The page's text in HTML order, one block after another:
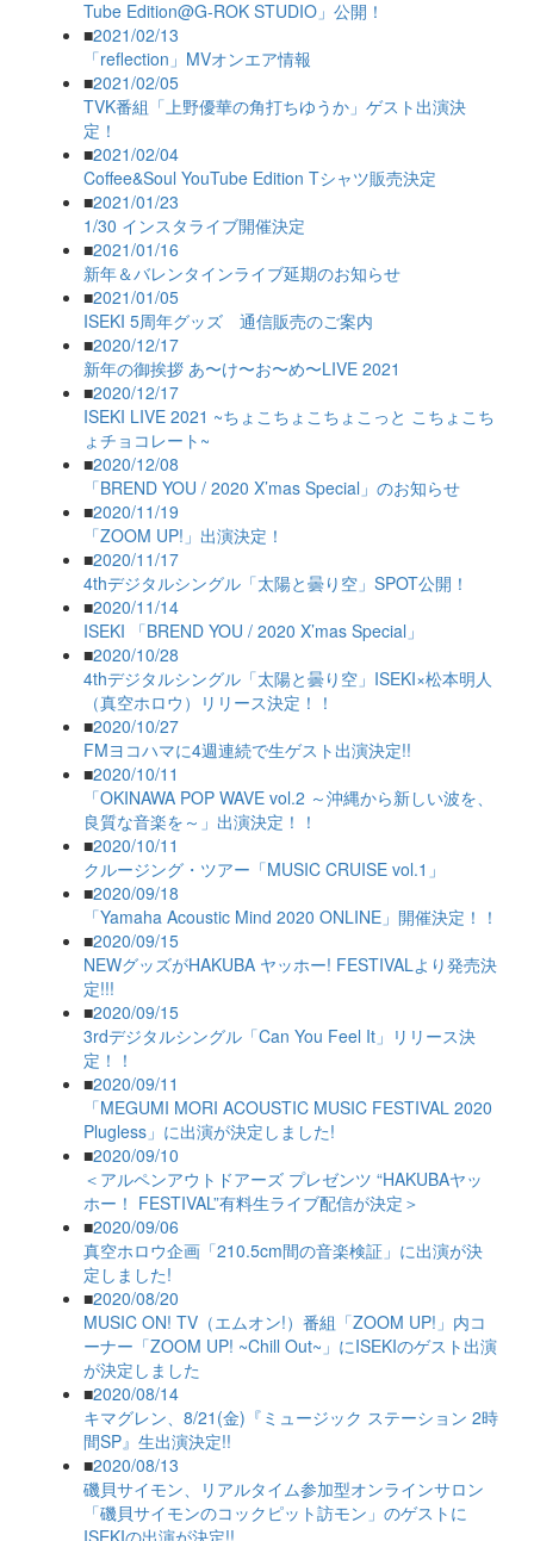
Tube Edition@G-ROK STUDIO」公開！
■2021/02/13
「reflection」MVオンエア情報
■2021/02/05
TVK番組「上野優華の角打ちゆうか」ゲスト出演決
定！
■2021/02/04
Coffee&Soul YouTube Edition Tシャツ販売決定
■2021/01/23
1/30 インスタライブ開催決定
■2021/01/16
新年＆バレンタインライブ延期のお知らせ
■2021/01/05
ISEKI 5周年グッズ 通信販売のご案内
■2020/12/17
新年の御挨拶 あ〜け〜お〜め〜LIVE 2021
■2020/12/17
ISEKI LIVE 2021 ~ちょこちょこちょこっと こちょこち
ょチョコレート~
■2020/12/08
「BREND YOU / 2020 X’mas Special」のお知らせ
■2020/11/19
「ZOOM UP!」出演決定！
■2020/11/17
4thデジタルシングル「太陽と曇り空」SPOT公開！
■2020/11/14
ISEKI 「BREND YOU / 2020 X’mas Special」
■2020/10/28
4thデジタルシングル「太陽と曇り空」ISEKI×松本明人
（真空ホロウ）リリース決定！！
■2020/10/27
FMヨコハマに4週連続で生ゲスト出演決定!!
■2020/10/11
「OKINAWA POP WAVE vol.2 ～沖縄から新しい波を、
良質な音楽を～」出演決定！！
■2020/10/11
クルージング・ツアー「MUSIC CRUISE vol.1」
■2020/09/18
「Yamaha Acoustic Mind 2020 ONLINE」開催決定！！
■2020/09/15
NEWグッズがHAKUBA ヤッホー! FESTIVALより発売決
定!!!
■2020/09/15
3rdデジタルシングル「Can You Feel It」リリース決
定！！
■2020/09/11
「MEGUMI MORI ACOUSTIC MUSIC FESTIVAL 2020
Plugless」に出演が決定しました!
■2020/09/10
＜アルペンアウトドアーズ プレゼンツ “HAKUBAヤッ
ホー！ FESTIVAL”有料生ライブ配信が決定＞
■2020/09/06
真空ホロウ企画「210.5cm間の音楽検証」に出演が決
定しました!
■2020/08/20
MUSIC ON! TV（エムオン!）番組「ZOOM UP!」内コ
ーナー「ZOOM UP! ~Chill Out~」にISEKIのゲスト出演
が決定しました
■2020/08/14
キマグレン、8/21(金)『ミュージック ステーション 2時
間SP』生出演決定!!
■2020/08/13
磯貝サイモン、リアルタイム参加型オンラインサロン
「磯貝サイモンのコックピット訪モン」のゲストに
ISEKIの出演が決定!!